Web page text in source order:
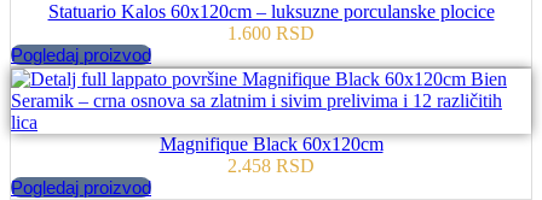
Statuario Kalos 60x120cm – luksuzne porculanske plocice
1.600 RSD
Pogledaj proizvod
Magnifique Black 60x120cm
2.458 RSD
Pogledaj proizvod